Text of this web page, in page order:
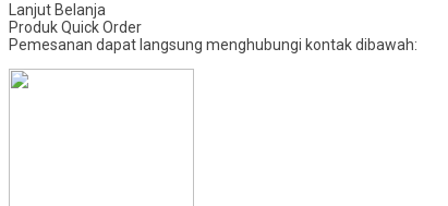
Lanjut Belanja
Produk Quick Order
Pemesanan dapat langsung menghubungi kontak dibawah: